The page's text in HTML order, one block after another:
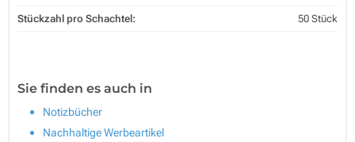
Stückzahl pro Schachtel: 50 Stück
Sie finden es auch in
Notizbücher
Nachhaltige Werbeartikel